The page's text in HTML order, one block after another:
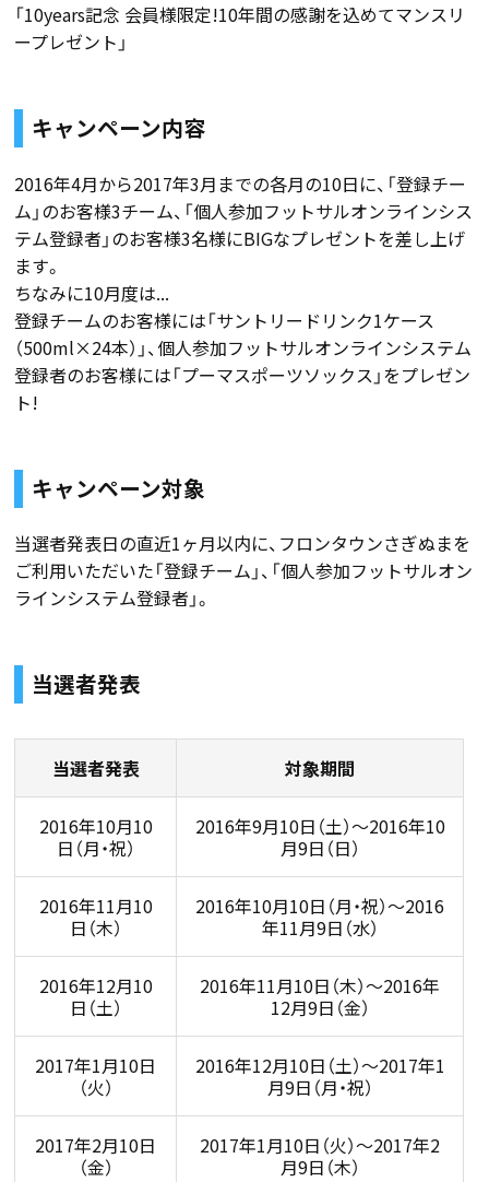
「10years記念 会員様限定!10年間の感謝を込めてマンスリ
ープレゼント」
キャンペーン内容
2016年4月から2017年3月までの各月の10日に、「登録チー
ム」のお客様3チーム、「個人参加フットサルオンラインシス
テム登録者」のお客様3名様にBIGなプレゼントを差し上げ
ます。
ちなみに10月度は...
登録チームのお客様には「サントリードリンク1ケース
（500ml×24本）」、個人参加フットサルオンラインシステム
登録者のお客様には「プーマスポーツソックス」をプレゼン
ト!
キャンペーン対象
当選者発表日の直近1ヶ月以内に、フロンタウンさぎぬまを
ご利用いただいた「登録チーム」、「個人参加フットサルオン
ラインシステム登録者」。
当選者発表
当選者発表 対象期間
2016年10月10
日（月・祝）
2016年9月10日（土）〜2016年10
月9日（日）
2016年11月10
日（木）
2016年10月10日（月・祝）〜2016
年11月9日（水）
2016年12月10
日（土）
2016年11月10日（木）〜2016年
12月9日（金）
2017年1月10日
（火）
2016年12月10日（土）〜2017年1
月9日（月・祝）
2017年2月10日
（金）
2017年1月10日（火）〜2017年2
月9日（木）